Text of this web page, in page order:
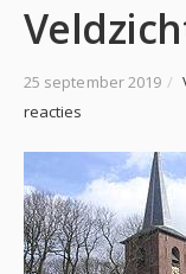
25 september 2019 /
reacties